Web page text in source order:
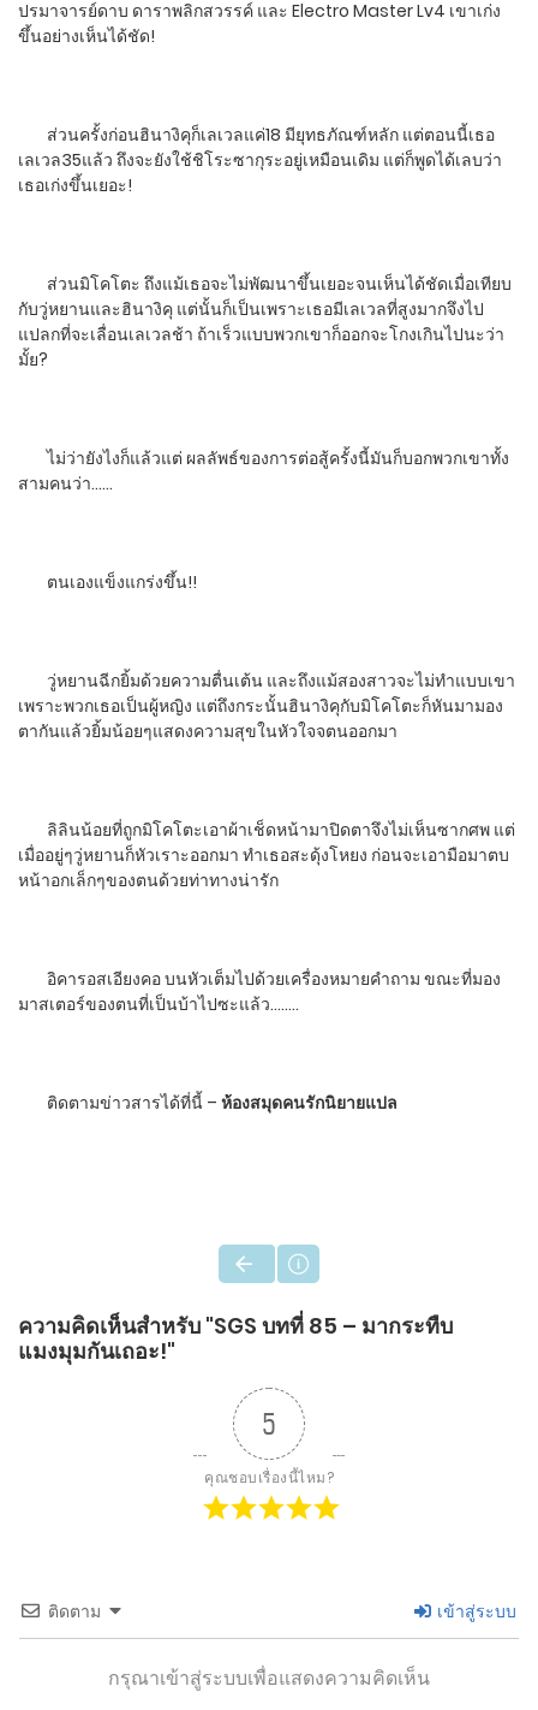
ปรมาจารย์ดาบ ดาราพลิกสวรรค์ และ Electro Master Lv4 เขาเก่ง
ขึ้นอย่างเห็นได้ชัด!
ส่วนครั้งก่อนฮินางิคุก็เลเวลแค่18 มียุทธภัณฑ์หลัก แต่ตอนนี้เธอ
เลเวล35แล้ว ถึงจะยังใช้ชิโระซากุระอยู่เหมือนเดิม แต่ก็พูดได้เลบว่า
เธอเก่งขึ้นเยอะ!
ส่วนมิโคโตะ ถึงแม้เธอจะไม่พัฒนาขึ้นเยอะจนเห็นได้ชัดเมื่อเทียบ
กับวู่หยานและฮินางิคุ แต่นั้นก็เป็นเพราะเธอมีเลเวลที่สูงมากจึงไป
แปลกที่จะเลื่อนเลเวลช้า ถ้าเร็วแบบพวกเขาก็ออกจะโกงเกินไปนะว่า
มั้ย?
ไม่ว่ายังไงก็แล้วแต่ ผลลัพธ์ของการต่อสู้ครั้งนี้มันก็บอกพวกเขาทั้ง
สามคนว่า……
ตนเองแข็งแกร่งขึ้น!!
วู่หยานฉีกยิ้มด้วยความตื่นเต้น และถึงแม้สองสาวจะไม่ทำแบบเขา
เพราะพวกเธอเป็นผู้หญิง แต่ถึงกระนั้นฮินางิคุกับมิโคโตะก็หันมามอง
ตากันแล้วยิ้มน้อยๆแสดงความสุขในหัวใจจตนออกมา
ลิลินน้อยที่ถูกมิโคโตะเอาผ้าเช็ดหน้ามาปิดตาจึงไม่เห็นซากศพ แต่
เมื่ออยู่ๆวู่หยานก็หัวเราะออกมา ทำเธอสะดุ้งโหยง ก่อนจะเอามือมาตบ
หน้าอกเล็กๆของตนด้วยท่าทางน่ารัก
อิคารอสเอียงคอ บนหัวเต็มไปด้วยเครื่องหมายคำถาม ขณะที่มอง
มาสเตอร์ของตนที่เป็นบ้าไปซะแล้ว……..
ติดตามข่าวสารได้ที่นี้ – ห้องสมุดคนรักนิยายแปล
ความคิดเห็นสำหรับ "SGS บทที่ 85 – มากระทืบ
แมงมุมกันเถอะ!"
5
คุณชอบเรื่องนี้ไหม?
ติดตาม เข้าสู่ระบบ
กรุณาเข้าสู่ระบบเพื่อแสดงความคิดเห็น